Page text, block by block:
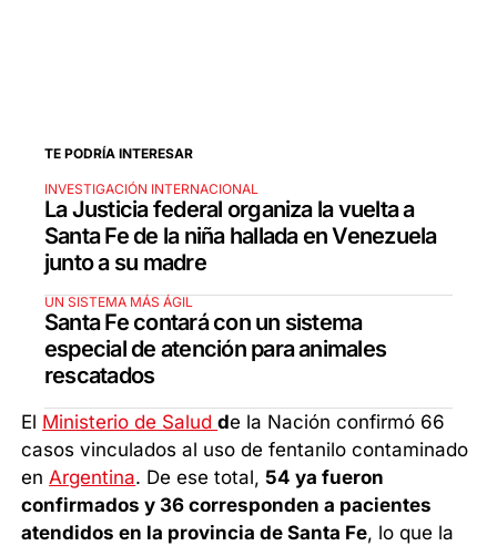
TE PODRÍA INTERESAR
INVESTIGACIÓN INTERNACIONAL
La Justicia federal organiza la vuelta a
Santa Fe de la niña hallada en Venezuela
junto a su madre
UN SISTEMA MÁS ÁGIL
Santa Fe contará con un sistema
especial de atención para animales
rescatados
El Ministerio de Saludde la Nación confirmó 66
casos vinculados al uso de fentanilo contaminado
enArgentina. De ese total, 54 ya fueron
confirmados y 36 corresponden a pacientes
atendidos en la provincia de Santa Fe, lo que la